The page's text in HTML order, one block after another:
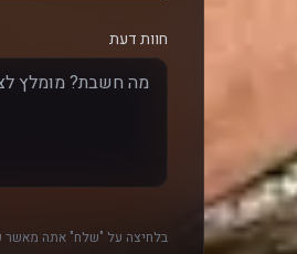
חוות דעת
בלחיצה על "שלח" אתה מאשר